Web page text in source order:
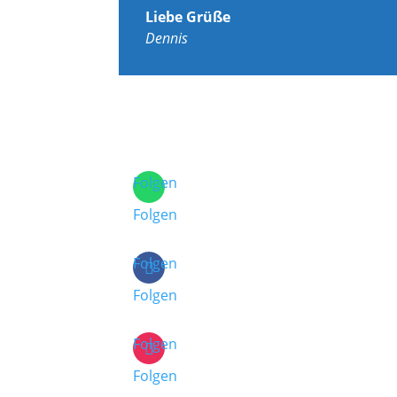
Liebe Grüße
Dennis
Folgen
Folgen
Folgen
Folgen
Folgen
Folgen